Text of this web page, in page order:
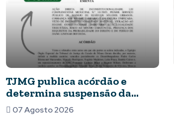
TJMG publica acórdão e
determina suspensão da
cobrança da taxa de lixo em
07 Agosto 2026